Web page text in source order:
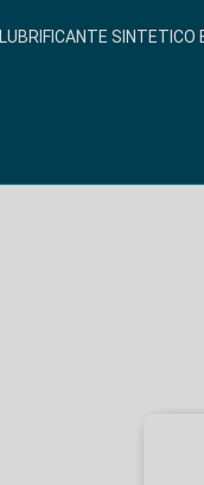
LUBRIFICANTE SINTETICO